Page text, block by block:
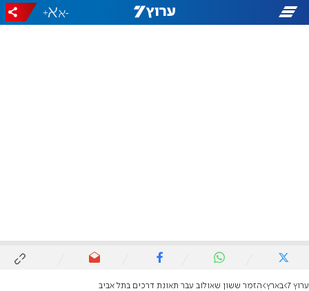
-
+
ערוץ 7 בארץ הזמר ששון שאולוב עבר תאונת דרכים בתל אביב